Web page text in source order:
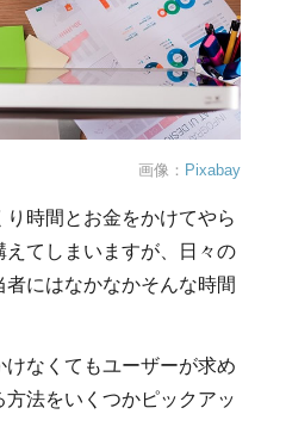
画像： Pixabay
り時間とお金をかけてやら
てしまいますが、日々の
にはなかなかそんな時間
なくてもユーザーが求め
法をいくつかピックアッ